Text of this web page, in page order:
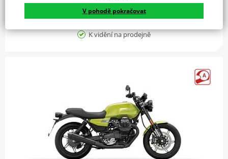
Detail produktu
Porovnat
K vidění na prodejně
V pohodě pokračovat